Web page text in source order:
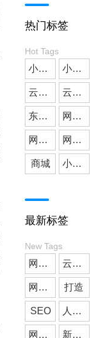
现实
一款受欢
迎的社交
媒体应用
热门标签
Hot Tags
小微公司 小程序开发
云派网络 云派小程序开发
东莞小程序开发 网站建设
网站搭建 网站开发
商城 小程序商城
最新标签
New Tags
网站建设 云派网络
网站制作 打造
SEO 人工智能
网站建设 新零售